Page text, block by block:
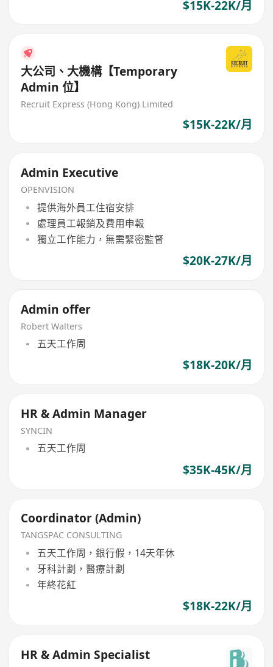
$15K-22K/月
大公司、大機構【Temporary
Admin 位】
Recruit Express (Hong Kong) Limited
$15K-22K/月
Admin Executive
OPENVISION
提供海外員工住宿安排
處理員工報銷及費用申報
獨立工作能力，無需緊密監督
$20K-27K/月
Admin offer
Robert Walters
五天工作周
$18K-20K/月
HR & Admin Manager
SYNCIN
五天工作周
$35K-45K/月
Coordinator (Admin)
TANGSPAC CONSULTING
五天工作周，銀行假，14天年休
牙科計劃，醫療計劃
年終花紅
$18K-22K/月
HR & Admin Specialist